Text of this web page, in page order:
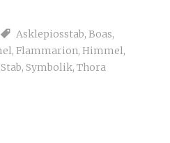
Asklepiosstab, Boas,
, Flammarion, Himmel,
Stab, Symbolik, Thora